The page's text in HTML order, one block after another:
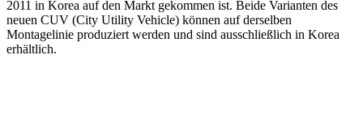
2011 in Korea auf den Markt gekommen ist. Beide Varianten des
neuen CUV (City Utility Vehicle) können auf derselben
Montagelinie produziert werden und sind ausschließlich in Korea
erhältlich.